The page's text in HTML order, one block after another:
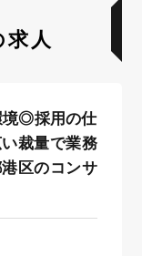
人
境◎採用の仕
裁量で業務
区のコンサ